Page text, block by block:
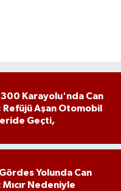
300 Karayolu'nda Can
Refüjü Aşan Otomobil
Geçti,
Yolunda Can
Mıcır Nedeniyle